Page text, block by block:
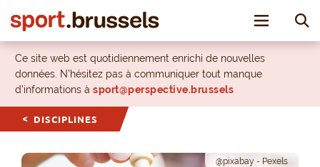
Toggle
Ce site web est quotidiennement enrichi de nouvelles
données. N’hésitez pas à communiquer tout manque
d’informations à sport@perspective.brussels
DISCIPLINES
@pixabay - Pexels